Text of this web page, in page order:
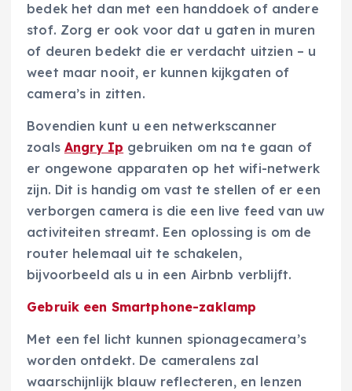
bedek het dan met een handdoek of andere
stof. Zorg er ook voor dat u gaten in muren
of deuren bedekt die er verdacht uitzien – u
weet maar nooit, er kunnen kijkgaten of
camera’s in zitten.
Bovendien kunt u een netwerkscanner
zoals Angry Ip gebruiken om na te gaan of
er ongewone apparaten op het wifi-netwerk
zijn. Dit is handig om vast te stellen of er een
verborgen camera is die een live feed van uw
activiteiten streamt. Een oplossing is om de
router helemaal uit te schakelen,
bijvoorbeeld als u in een Airbnb verblijft.
Gebruik een Smartphone-zaklamp
Met een fel licht kunnen spionagecamera’s
worden ontdekt. De cameralens zal
waarschijnlijk blauw reflecteren, en lenzen